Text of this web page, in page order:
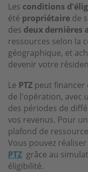
Les conditions
été propriétaire de
des deux dernières
ressources selon la
géographique, et
devenir votre
Le PTZ peut financer
de l'opération, avec
des périodes de
vos revenus. Pour
plafond de
Vous pouvez
PTZ grâce au
éligibilité.